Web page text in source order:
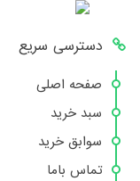
دسترسی سریع
صفحه اصلی
سبد خرید
سوابق خرید
تماس باما